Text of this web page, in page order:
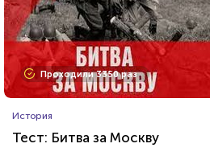
Проходили 3350 раз
История
Тест: Битва за Москву